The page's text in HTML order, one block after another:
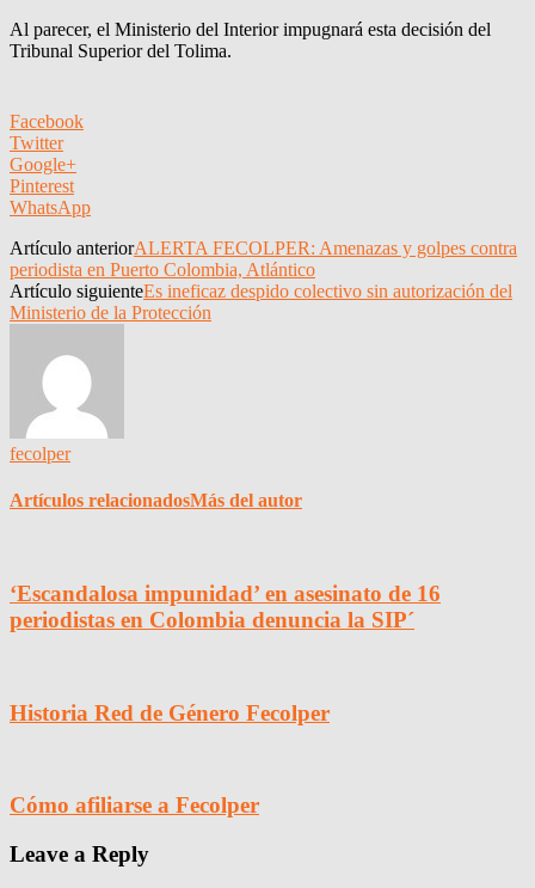
Al parecer, el Ministerio del Interior impugnará esta decisión del
Tribunal Superior del Tolima.
Facebook
Twitter
Google+
Pinterest
WhatsApp
Artículo anteriorALERTA FECOLPER: Amenazas y golpes contra
periodista en Puerto Colombia, Atlántico
Artículo siguienteEs ineficaz despido colectivo sin autorización del
Ministerio de la Protección
fecolper
Artículos relacionadosMás del autor
‘Escandalosa impunidad’ en asesinato de 16
periodistas en Colombia denuncia la SIP´
Historia Red de Género Fecolper
Cómo afiliarse a Fecolper
Leave a Reply